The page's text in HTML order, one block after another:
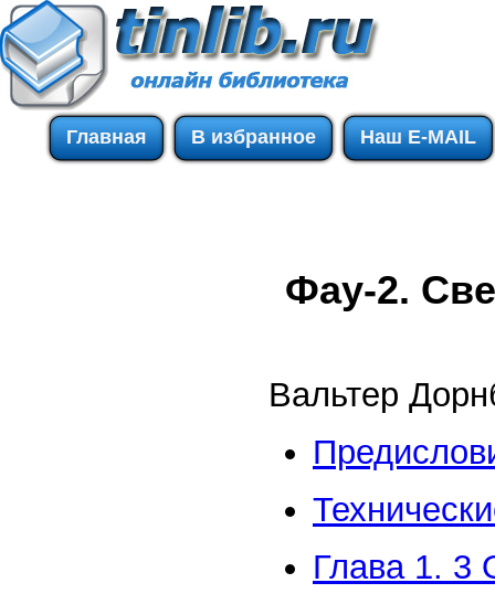
Главная В избранное Наш E-MAIL
Фау-2.
Вальтер
Глава 1. 3